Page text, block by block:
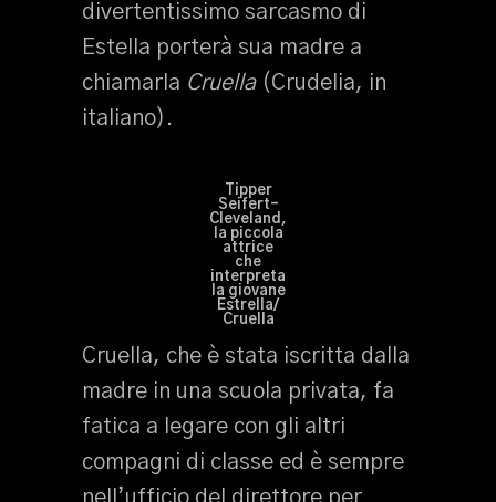
divertentissimo sarcasmo di
Estella porterà sua madre a
chiamarla Cruella(Crudelia, in
italiano).
Tipper
Seifert-
Cleveland,
la piccola
attrice
che
interpreta
la giovane
Estrella/
Cruella
Cruella, che è stata iscritta dalla
madre in una scuola privata, fa
fatica a legare con gli altri
compagni di classe ed è sempre
nell’ufficio del direttore per